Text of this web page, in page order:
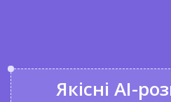
Якісні AI-